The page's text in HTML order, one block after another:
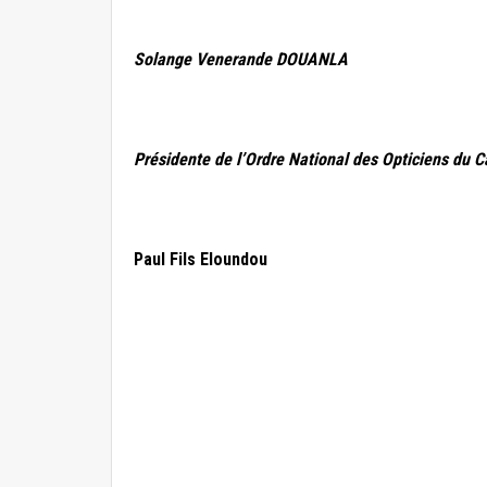
Solange Venerande DOUANLA
Présidente de l’Ordre National des Opticiens du
Paul Fils Eloundou